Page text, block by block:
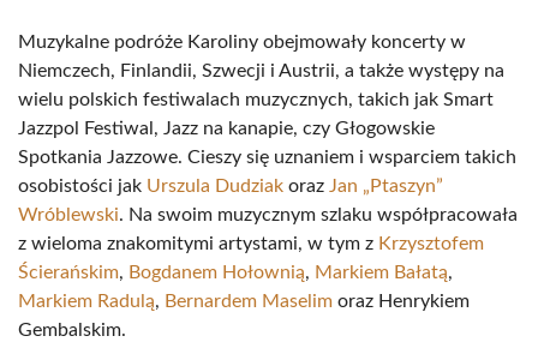
Muzykalne podróże Karoliny obejmowały koncerty w
Niemczech, Finlandii, Szwecji i Austrii, a także występy na
wielu polskich festiwalach muzycznych, takich jak Smart
Jazzpol Festiwal, Jazz na kanapie, czy Głogowskie
Spotkania Jazzowe. Cieszy się uznaniem i wsparciem takich
osobistości jak Urszula Dudziak oraz Jan „Ptaszyn”
Wróblewski. Na swoim muzycznym szlaku współpracowała
z wieloma znakomitymi artystami, w tym z Krzysztofem
Ścierańskim, Bogdanem Hołownią, Markiem Bałatą,
Markiem Radulą, Bernardem Maselim oraz Henrykiem
Gembalskim.